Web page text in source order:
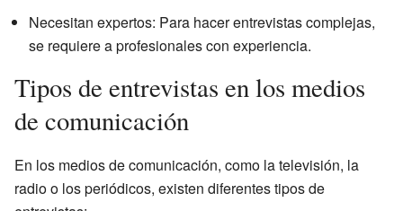
Necesitan expertos: Para hacer entrevistas complejas,
se requiere a profesionales con experiencia.
Tipos de entrevistas en los medios
de comunicación
En los medios de comunicación, como la televisión, la
radio o los periódicos, existen diferentes tipos de